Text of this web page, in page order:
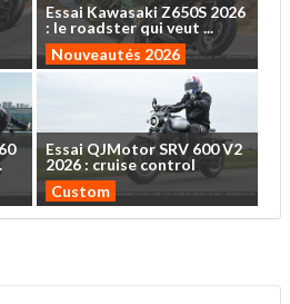
Essai KawasakiZ650S 2026
: le roadsterquiveut ...
Nouveautés 2026
EssaiQJMotorSRV 600V2
2026 : cruise control
Custom